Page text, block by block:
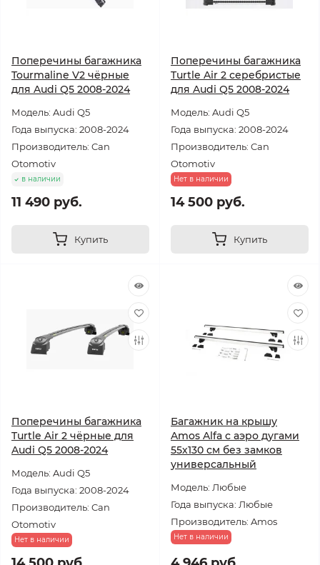
Поперечины багажника
Tourmaline V2 чёрные
для Audi Q5 2008-2024
Модель: Audi Q5
Года выпуска: 2008-2024
Производитель: Can
Otomotiv
в наличии
11 490 руб.
Купить
Поперечины багажника
Turtle Air 2 серебристые
для Audi Q5 2008-2024
Модель: Audi Q5
Года выпуска: 2008-2024
Производитель: Can
Otomotiv
Нет в наличии
14 500 руб.
Купить
Поперечины багажника
Turtle Air 2 чёрные для
Audi Q5 2008-2024
Модель: Audi Q5
Года выпуска: 2008-2024
Производитель: Can
Otomotiv
Нет в наличии
Багажник на крышу
Amos Alfa с аэро дугами
55х130 см без замков
универсальный
Модель: Любые
Года выпуска: Любые
Производитель: Amos
Нет в наличии